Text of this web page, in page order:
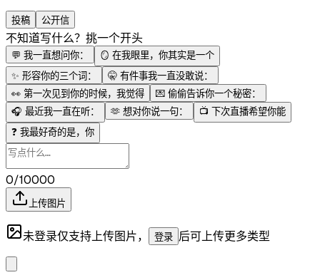
投稿 公开信
不知道写什么？挑一个开头
💬 我一直想问你： 🪞 在我眼里，你其实是一个
✨ 形容你的三个词： 🤫 有件事我一直没敢说：
👀 第一次见到你的时候，我觉得 💌 偷偷告诉你一个秘密：
🎧 最近我一直在听： 🫶 想对你说一句： 📺 下次直播希望你能
❓ 我最好奇的是，你
0/10000
上传图片
未登录仅支持上传图片， 登录 后可上传更多类型